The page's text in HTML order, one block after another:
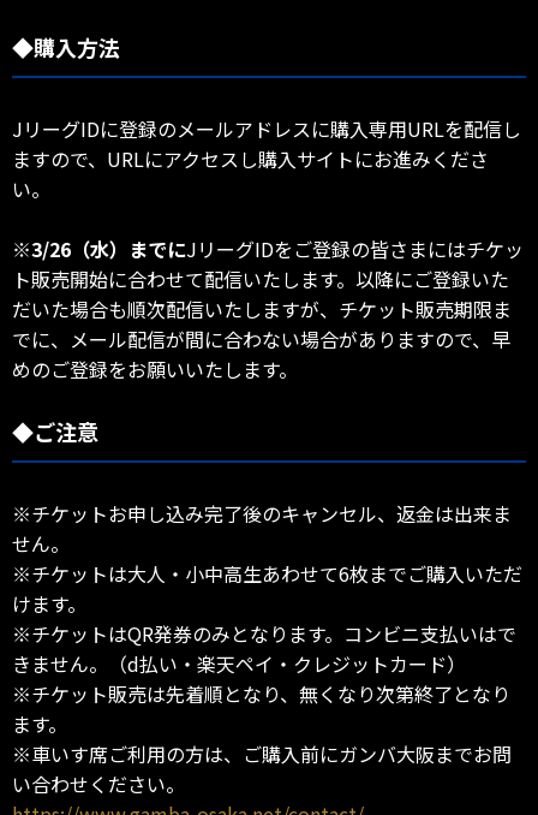
◆購入方法
JリーグIDに登録のメールアドレスに購入専用URLを配信し
ますので、URLにアクセスし購入サイトにお進みくださ
い。
※3/26（水）までにJリーグIDをご登録の皆さまにはチケッ
ト販売開始に合わせて配信いたします。以降にご登録いた
だいた場合も順次配信いたしますが、チケット販売期限ま
でに、メール配信が間に合わない場合がありますので、早
めのご登録をお願いいたします。
◆ご注意
※チケットお申し込み完了後のキャンセル、返金は出来ま
せん。
※チケットは大人・小中高生あわせて6枚までご購入いただ
けます。
※チケットはQR発券のみとなります。コンビニ支払いはで
きません。（d払い・楽天ペイ・クレジットカード）
※チケット販売は先着順となり、無くなり次第終了となり
ます。
※車いす席ご利用の方は、ご購入前にガンバ大阪までお問
い合わせください。